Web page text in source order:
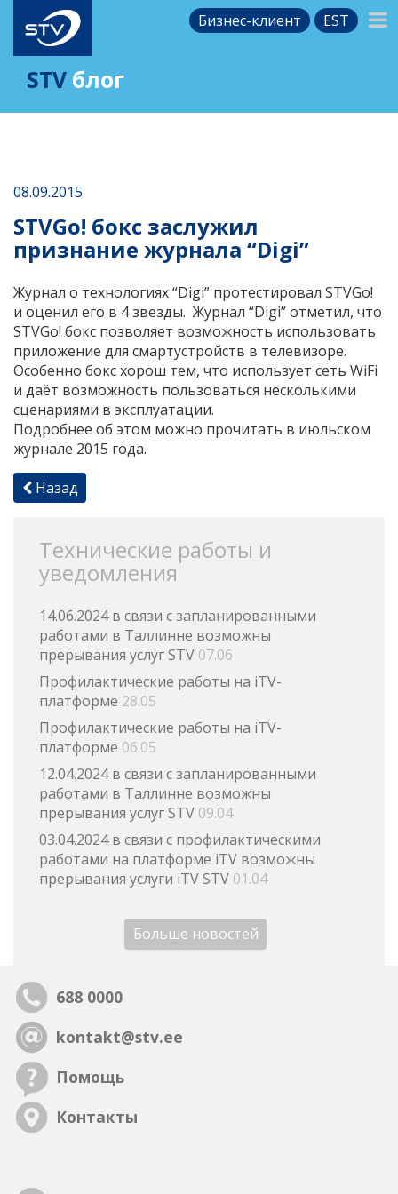
Бизнес-клиент EST
STV блог
08.09.2015
STVGo! бокс заслужил
признание журнала “Digi”
Журнал о технологиях “Digi” протестировал STVGo!
и оценил его в 4 звезды. Журнал “Digi” отметил, что
STVGo! бокс позволяет возможность использовать
приложение для смартустройств в телевизоре.
Особенно бокс хорош тем, что использует сеть WiFi
и даёт возможность пользоваться несколькими
сценариями в эксплуатации.
Подробнее об этом можно прочитать в июльском
журнале 2015 года.
Назад
Технические работы и
уведомления
14.06.2024 в связи с запланированными
работами в Таллинне возможны
прерывания услуг STV 07.06
Профилактические работы на iTV-
платформе 28.05
Профилактические работы на iTV-
платформе 06.05
12.04.2024 в связи с запланированными
работами в Таллинне возможны
прерывания услуг STV 09.04
03.04.2024 в связи с профилактическими
работами на платформе iTV возможны
прерывания услуги iTV STV 01.04
Больше новостей
688 0000
kontakt@stv.ee
Помощь
Контакты